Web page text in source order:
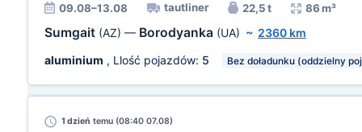
09.08–13.08 tautliner 22,5 t 86 m³
Sumgait (AZ) — Borodyanka (UA) ~ 2360 km
aluminium , Llość pojazdów: 5 Bez doładunku (oddzielny
1 dzień temu (08:40 07.08)